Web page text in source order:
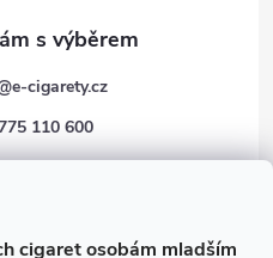
cigaret osobám mladším
e-cigarety.cz
110 600
e-cigarety.cz